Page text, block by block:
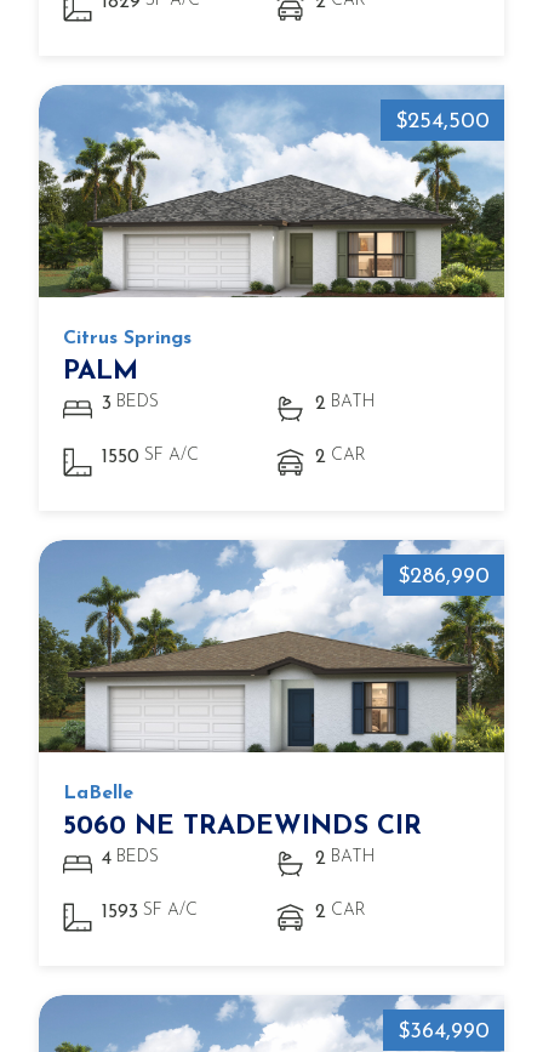
$254,500
Citrus Springs
PALM
3 BEDS 2 BATH
1550 SF A/C 2 CAR
$286,990
LaBelle
5060 NE TRADEWINDS CIR
4 BEDS 2 BATH
1593 SF A/C 2 CAR
$364,990